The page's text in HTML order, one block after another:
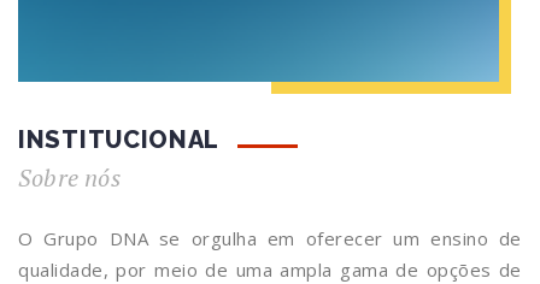
INSTITUCIONAL
Sobre nós
O Grupo DNA se orgulha em oferecer um ensino de
qualidade, por meio de uma ampla gama de opções de